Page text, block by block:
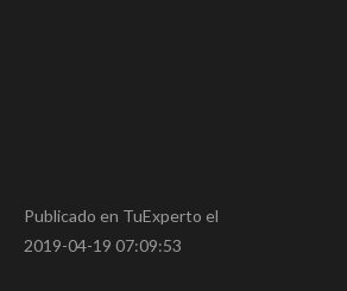
Publicado en TuExperto el
2019-04-19 07:09:53